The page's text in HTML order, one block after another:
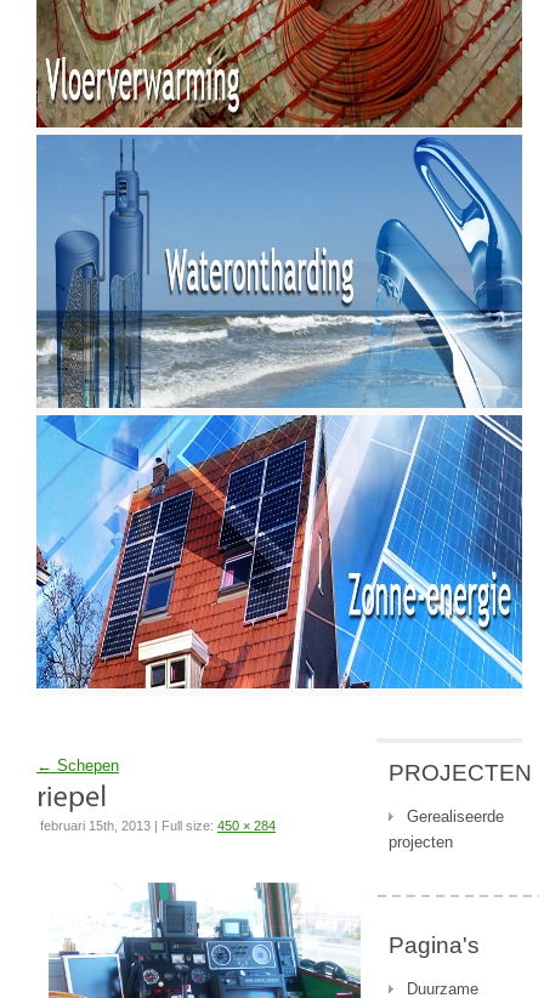
← Schepen
februari 15th, 2013 | Full size: 450 × 284
PROJECTEN
Gerealiseerde
projecten
Pagina's
Duurzame